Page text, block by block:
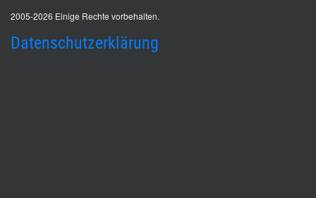
2005-2026 Einige Rechte vorbehalten.
Datenschutzerklärung